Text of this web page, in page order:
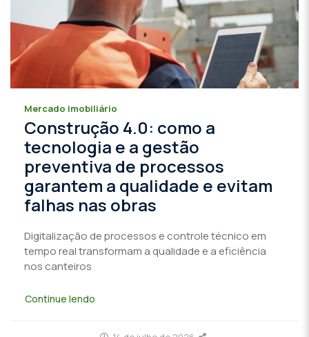
Mercado imobiliário
Construção 4.0: como a
tecnologia e a gestão
preventiva de processos
garantem a qualidade e evitam
falhas nas obras
Digitalização de processos e controle técnico em
tempo real transformam a qualidade e a eficiência
nos canteiros
Continue lendo